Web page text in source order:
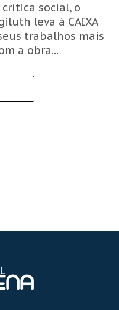
social, o
leva à CAIXA
trabalhos mais
a obra...